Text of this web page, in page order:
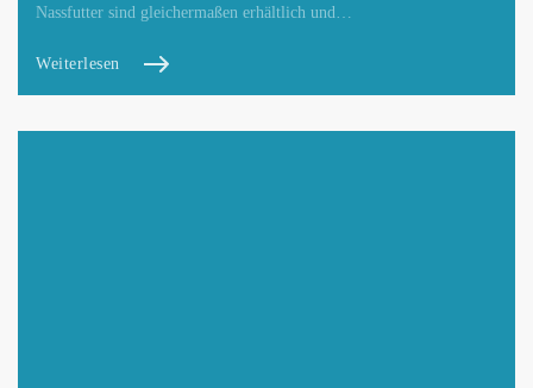
Nassfutter sind gleichermaßen erhältlich und…
Weiterlesen